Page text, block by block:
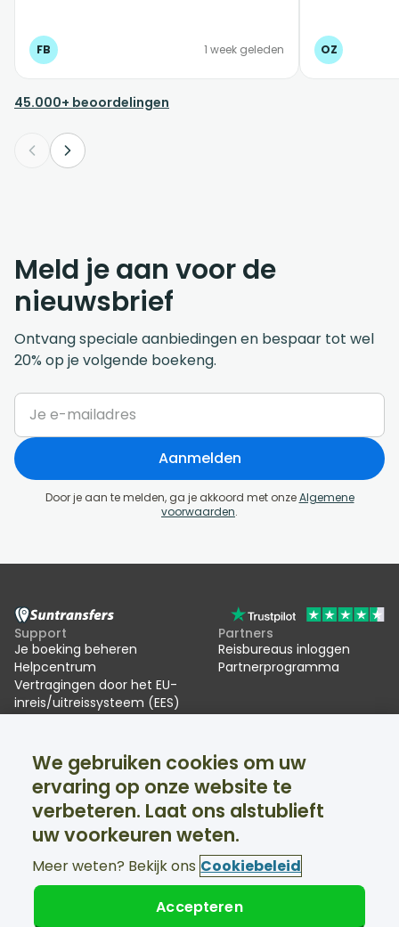
FB 1 week geleden OZ
45.000+ beoordelingen
Meld je aan voor de
nieuwsbrief
Ontvang speciale aanbiedingen en bespaar tot wel
20% op je volgende boekeng.
Aanmelden
Door je aan te melden, ga je akkoord met onzeAlgemene
voorwaarden.
Support
Je boeking beheren
Helpcentrum
Vertragingen door het EU-
inreis/uitreissysteem (EES)
Partners
Reisbureaus inloggen
Partnerprogramma
Over ons
Beoordelingen
Skitransfers
Facebook
Twitter
Support 24/7 beschikbaar
© Suntransfers.com 2026
We gebruiken cookies om uw
ervaring op onze website te
verbeteren. Laat ons alstublieft
uw voorkeuren weten.
Meer weten? Bekijk ons Cookiebeleid
Accepteren